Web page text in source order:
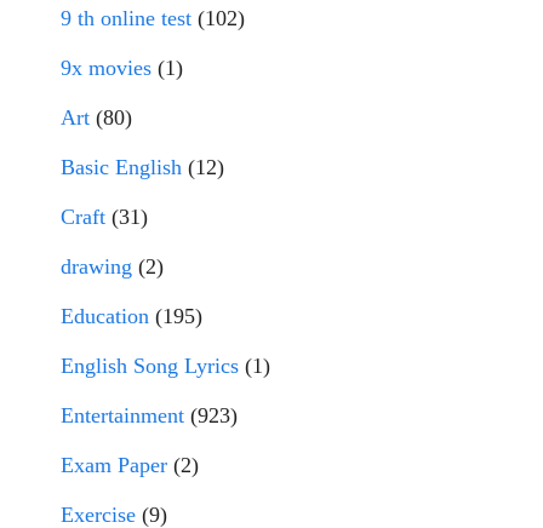
9 th online test (102)
9x movies (1)
Art (80)
Basic English (12)
Craft (31)
drawing (2)
Education (195)
English Song Lyrics (1)
Entertainment (923)
Exam Paper (2)
Exercise (9)